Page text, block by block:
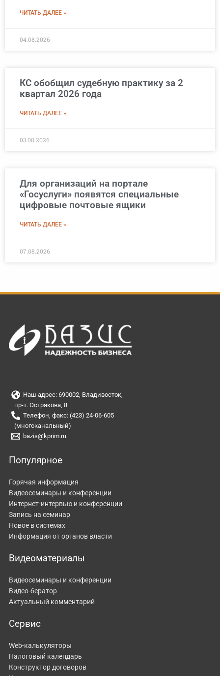
ЧИТАТЬ ДАЛЕЕ »
04.08.2026
КС обобщил судебную практику за 2
квартал 2026 года
ЧИТАТЬ ДАЛЕЕ »
03.08.2026
Для организаций на портале
«Госуслуги» появятся специальные
цифровые почтовые ящики
ЧИТАТЬ ДАЛЕЕ »
07.08.2026
Наш адрес: 690002, Владивосток,
пр-т. Острякова, 8
Телефон, факс: (423) 24-06-605
(многоканальный)
bazis@kprim.ru
Популярное
Горячая информация
Видеосеминары и конференции
Интернет-интервью и конференции
Запись на семинар
Новое в системах
Информация от органов власти
Видеоматериалы
Видеосеминары и конференции
Видео-бератор
Актуальный комментарий
Сервис
Web-калькуляторы
Налоговый календарь
Конструктор договоров